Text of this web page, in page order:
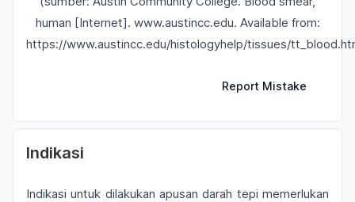
human [Internet]. www.austincc.edu. Available from:
https://www.austincc.edu/histologyhelp/tissues/
Report Mistake
Indikasi
Indikasi untuk dilakukan apusan darah tepi memerlukan